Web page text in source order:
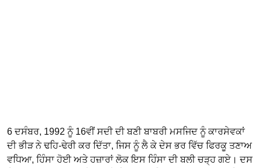
6 ਦਸੰਬਰ, 1992 ਨੂੰ 16ਵੀਂ ਸਦੀ ਦੀ ਬਣੀ ਬਾਬਰੀ ਮਸਜਿਦ ਨੂੰ ਕਾਰਸੇਵਕਾਂ
ਦੀ ਭੀੜ ਨੇ ਢਹਿ-ਢੇਰੀ ਕਰ ਦਿੱਤਾ, ਜਿਸ ਨੂੰ ਲੈ ਕੇ ਦੇਸ ਭਰ ਵਿੱਚ ਫਿਰਕੂ ਤਣਾਅ
ਵਧਿਆ, ਹਿੰਸਾ ਹੋਈ ਅਤੇ ਹਜ਼ਾਰਾਂ ਲੋਕ ਇਸ ਹਿੰਸਾ ਦੀ ਬਲੀ ਚੜ੍ਹ ਗਏ। ਦਸ